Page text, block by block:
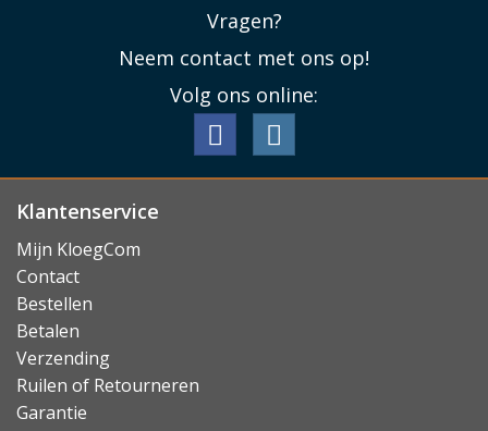
Vragen?
Neem contact met ons op!
Volg ons online:
Klantenservice
Mijn KloegCom
Contact
Bestellen
Betalen
Verzending
Ruilen of Retourneren
Garantie